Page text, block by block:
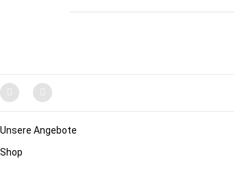
Unsere Angebote
Shop